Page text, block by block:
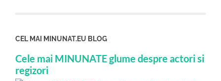
CEL MAI MINUNAT.EU BLOG
Cele mai MINUNATE glume despre actori si
regizori